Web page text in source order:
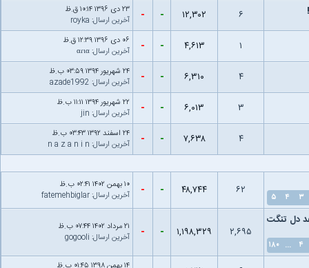
۶ ۱۲,۳۰۲ -
-
۲۳ دى ۱۳۹۶ ۱۰:۱۴ ق.ظ
آخرین ارسال:
royka
۴,۶۱۳ -
-
۰۶ دى ۱۳۹۶ ۱۲:۳۹ ق.ظ
آخرین ارسال:
αɾια
۴ ۶,۳۱۰ -
-
۲۴ شهریور ۱۳۹۴ ۰۳:۵۹ ب.ظ
آخرین ارسال:
azade1992
۳ ۶,۰۱۳ -
-
۲۲ شهریور ۱۳۹۴ ۱۱:۱۱ ب.ظ
آخرین ارسال:
jin
۴ ۷,۶۳۸ -
-
۲۴ اسفند ۱۳۹۲ ۰۳:۴۳ ب.ظ
آخرین ارسال:
n a z a n i n
۳ ۴ ۵ ۶۲ ۴۸,۷۴۴ -
-
۱۰ بهمن ۱۴۰۲ ۰۲:۴۱ ب.ظ
آخرین ارسال:
fatemehbiglar
دل تنگت
۴ ... ۱۸۰
۲,۶۹۵ ۱,۱۹۸,۳۲۹ -
-
۲۱ مرداد ۱۴۰۲ ۰۷:۴۴ ب.ظ
آخرین ارسال:
gogooli